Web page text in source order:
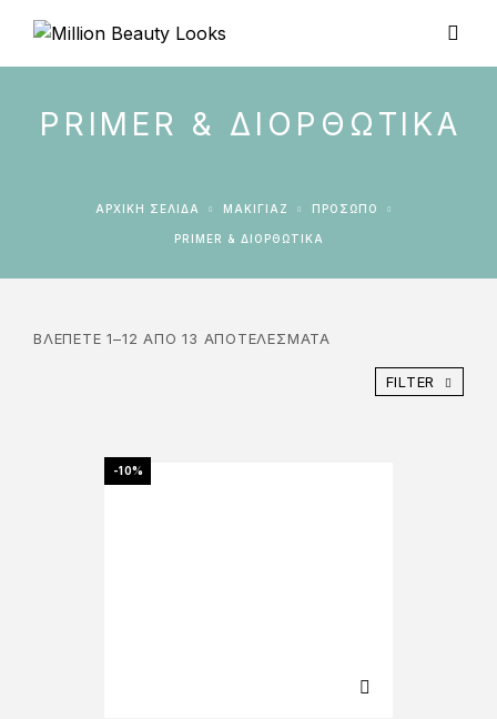
PRIMER & ΔΙΟΡΘΩΤΙΚΆ
ΑΡΧΙΚΉ ΣΕΛΊΔΑ ΜΑΚΙΓΙΑΖ ΠΡΌΣΩΠΟ
PRIMER & ΔΙΟΡΘΩΤΙΚΆ
ΒΛΈΠΕΤΕ 1–12 ΑΠΌ 13 ΑΠΟΤΕΛΈΣΜΑΤΑ
FILTER
-10%